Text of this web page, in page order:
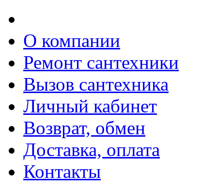
О компании
Ремонт сантехники
Вызов сантехника
Личный кабинет
Возврат, обмен
Доставка, оплата
Контакты